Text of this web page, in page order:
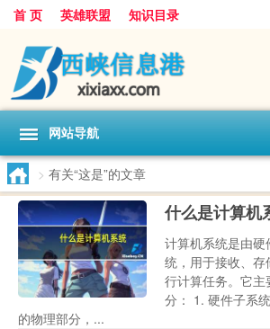
首 页 英雄联盟 知识目录
网站导航
> 有关“这是”的文章
什么是计算机
计算机系统是由
统，用于接收、
行计算任务。它
分： 1. 硬件子系
的物理部分，...